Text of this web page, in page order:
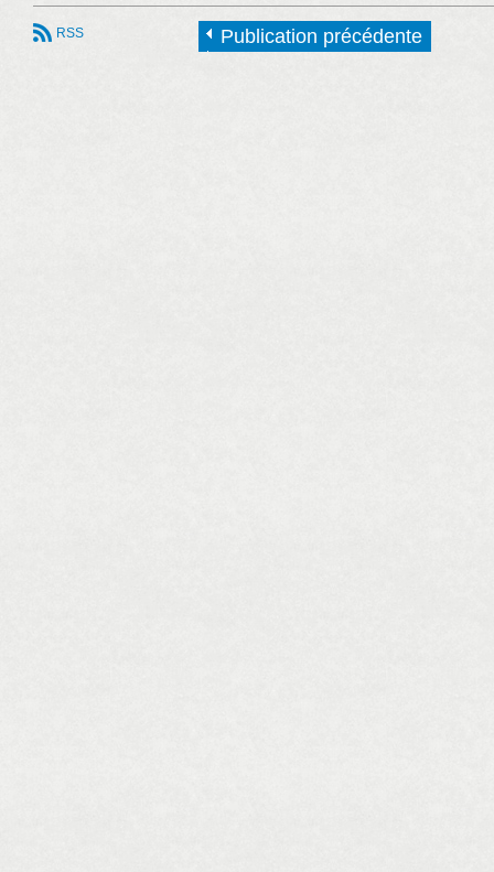
RSS Publication précédente